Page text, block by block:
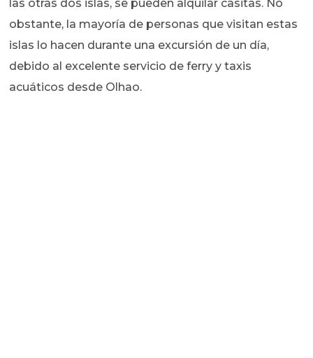
las otras dos islas, se pueden alquilar casitas. No
obstante, la mayoría de personas que visitan estas
islas lo hacen durante una excursión de un día,
debido al excelente servicio de ferry y taxis
acuáticos desde Olhao.